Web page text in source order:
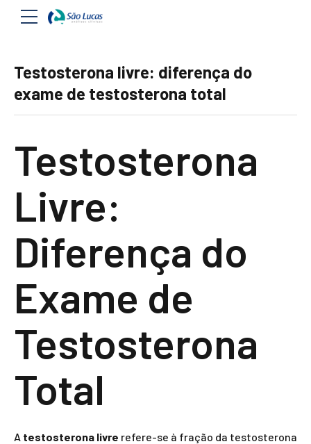
Testosterona livre: diferença do
exame de testosterona total
Testosterona
Livre:
Diferença do
Exame de
Testosterona
Total
A testosterona livre refere-se à fração da testosterona